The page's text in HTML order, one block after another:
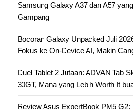
Samsung Galaxy A37 dan A57
Gampang
Bocoran Galaxy Unpacked Juli
Fokus ke On-Device AI, Makin
Duel Tablet 2 Jutaan: ADVAN Tab
30GT, Mana yang Lebih Worth It
Review Asus ExpertBook PM5 G2: